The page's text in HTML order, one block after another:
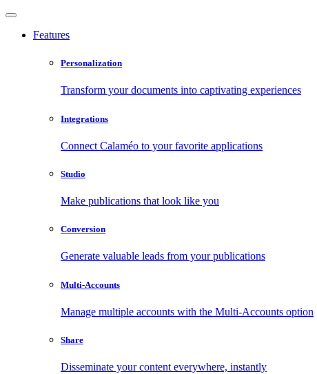
Features
Personalization
Transform your documents into captivating experiences
Integrations
Connect Calaméo to your favorite applications
Studio
Make publications that look like you
Conversion
Generate valuable leads from your publications
Multi-Accounts
Manage multiple accounts with the Multi-Accounts option
Share
Disseminate your content everywhere, instantly